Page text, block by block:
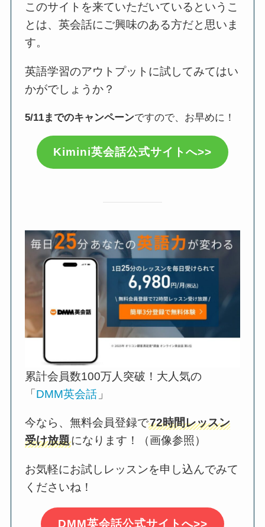
このサイトを来ていただいているというこ
とは、英会話にご興味のある方だと思いま
す。
英語学習のアウトプットに試してみてはい
かがでしょうか？
5/11までのキャンペーンですので、お早めに！
Kimini英会話公式サイトへ>>
累計会員数100万人突破！大人気の
「DMM英会話 」
今なら、無料会員登録で72時間レッスン
受け放題になります！（画像参照）
お気軽にお試しレッスンを申し込んでみて
くださいね！
DMM英会話公式サイトへ>>